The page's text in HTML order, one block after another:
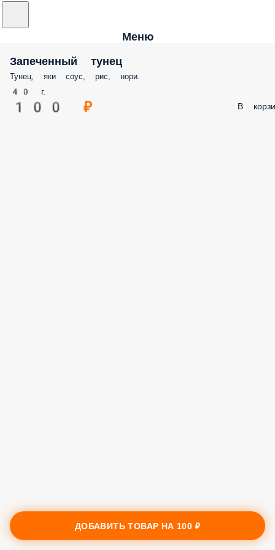
Меню
Запеченный тунец
Тунец, яки соус, рис, нори.
40 г.
100 ₽ В
ДОБАВИТЬ ТОВАР НА 100 ₽